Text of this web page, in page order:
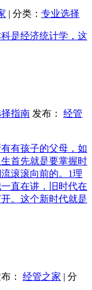
| 分类： 专业选择
是经济统计学，这
指南 发布： 经管
有孩子的父母，如
首先就是要掌握时
滚滚向前的。1理
直在讲，旧时代在
。这个新时代就是
： 经管之家 | 分